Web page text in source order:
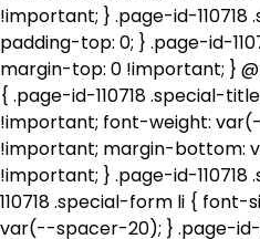
!important; } .page-id-
padding-top: 0; } .page-id-
margin-top: 0 !important; }
{ .page-id-110718 .special-
!important; font-weight:
!important; margin-bottom:
!important; } .page-id-
110718 .special-form li { font-
var(--spacer-20); } .page-id-